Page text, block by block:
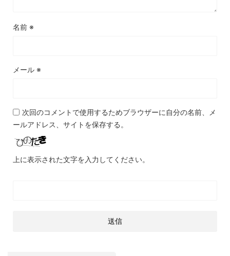
名前 ※
メール ※
次回のコメントで使用するためブラウザーに自分の名前、メ
ールアドレス、サイトを保存する。
上に表示された文字を入力してください。